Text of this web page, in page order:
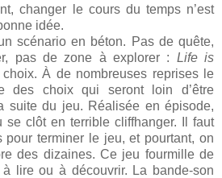
changer le cours du temps n’est
idée.
scénario en béton. Pas de quête,
pas de zone à explorer : Life is
À de nombreuses reprises le
des choix qui seront loin d’être
suite du jeu. Réalisée en épisode,
se clôt en terrible cliffhanger. Il faut
pour terminer le jeu, et pourtant, on
des dizaines. Ce jeu fourmille de
lire ou à découvrir. La bande-son